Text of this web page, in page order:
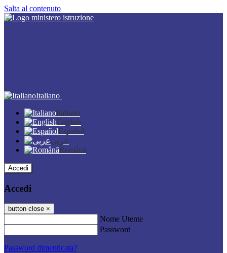
Salta al contenuto
Italiano
Italiano
English
Español
عربى
Română
Accedi
Accedi
button close ×
Nome Utente
Password
Password dimenticata?